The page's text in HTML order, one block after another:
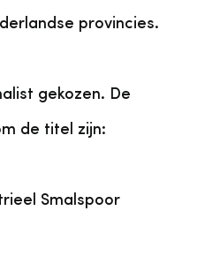
provincies.
gekozen. De
de titel zijn:
Smalspoor